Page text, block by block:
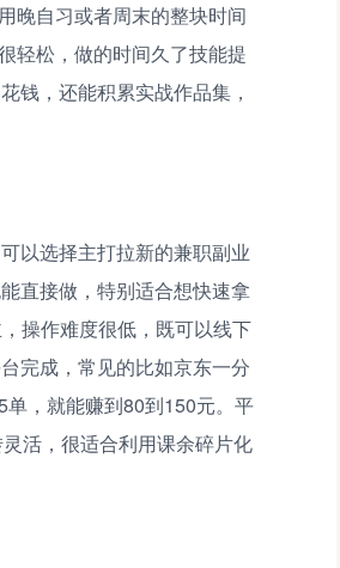
晚自习或者周末的整块时间
轻松，做的时间久了技能提
钱，还能积累实战作品集，
以选择主打拉新的兼职副业
直接做，特别适合想快速拿
操作难度很低，既可以线下
完成，常见的比如京东一分
，就能赚到80到150元。平
活，很适合利用课余碎片化